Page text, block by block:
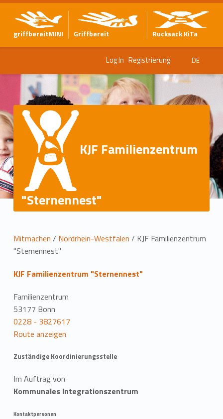
griffbereitMINI Griffbereit Rucksack KiTa
Log In Registrierung DE
KJF Familienzentrum
"Sternennest"
L
o
c
a
t
i
o
n
Mitmachen / Nordrhein-Westfalen / KJF Familienzentrum
"Sternennest"
KJF Familienzentrum "Sternennest"
Familienzentrum
53177 Bonn
0228 - 3827617
Route anzeigen
Zuständige Koordinierungsstelle
Im Auftrag von
Kommunales Integrationszentrum
Kontaktpersonen